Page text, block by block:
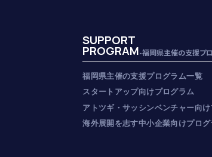
SUPPORT
PROGRAM-福岡県主催の支援プ
福岡県主催の支援プログラム一覧
スタートアップ向けプログラム
アトツギ・サッシンベンチャー向
海外展開を志す中小企業向けプロ